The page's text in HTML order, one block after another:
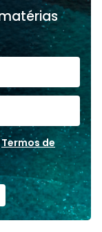
Termos de